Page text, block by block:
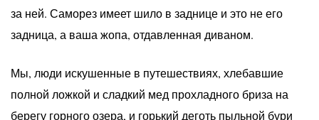
за ней. Саморез имеет шило в заднице и это не его
задница, а ваша жопа, отдавленная диваном.
Мы, люди искушенные в путешествиях, хлебавшие
полной ложкой и сладкий мед прохладного бриза на
берегу горного озера, и горький деготь пыльной бури